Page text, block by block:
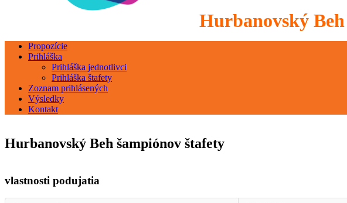
Hurbanovský Beh
Propozície
Prihláška
Prihláška jednotlivci
Prihláška štafety
Zoznam prihlásených
Výsledky
Kontakt
Hurbanovský Beh šampiónov štafety
vlastnosti podujatia